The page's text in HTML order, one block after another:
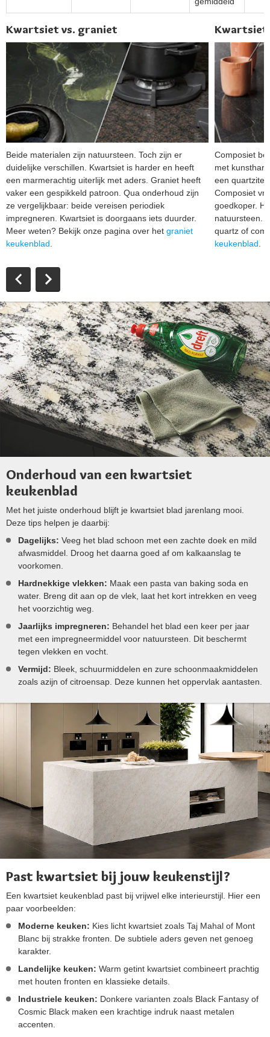
Kwartsiet vs. graniet
Beide materialen zijn natuursteen. Toch zijn er
duidelijke verschillen. Kwartsiet is harder en heeft
een marmerachtig uiterlijk met aders. Graniet heeft
vaker een gespikkeld patroon. Qua onderhoud zijn
ze vergelijkbaar: beide vereisen periodiek
impregneren. Kwartsiet is doorgaans iets duurder.
Meer weten? Bekijk onze pagina over het graniet
keukenblad
Kwartsiet
Composiet
met
een quartzite
Composiet
goedkoper.
natuursteen.
quartz of
keukenblad
Onderhoud van een kwartsiet
keukenblad
Met het juiste onderhoud blijft je kwartsiet blad jarenlang mooi.
Deze tips helpen je daarbij:
Dagelijks: Veeg het blad schoon met een zachte doek en mild
afwasmiddel. Droog het daarna goed af om kalkaanslag te
voorkomen.
Hardnekkige vlekken: Maak een pasta van baking soda en
water. Breng dit aan op de vlek, laat het kort intrekken en veeg
het voorzichtig weg.
Jaarlijks impregneren: Behandel het blad een keer per jaar
met een impregneermiddel voor natuursteen. Dit beschermt
tegen vlekken en vocht.
Vermijd: Bleek, schuurmiddelen en zure schoonmaakmiddelen
zoals azijn of citroensap. Deze kunnen het oppervlak aantasten.
Past kwartsiet bij jouw keukenstijl?
Een kwartsiet keukenblad past bij vrijwel elke interieurstijl. Hier een
paar voorbeelden:
Moderne keuken: Kies licht kwartsiet zoals Taj Mahal of Mont
Blanc bij strakke fronten. De subtiele aders geven net genoeg
karakter.
Landelijke keuken: Warm getint kwartsiet combineert prachtig
met houten fronten en klassieke details.
Industriele keuken: Donkere varianten zoals Black Fantasy of
Cosmic Black maken een krachtige indruk naast metalen
accenten.